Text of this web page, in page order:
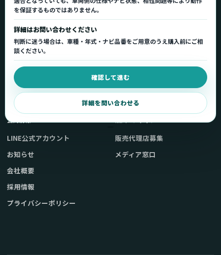
を保証するものではありません。
詳細はお問い合わせください
判断に迷う場合は、車種・年式・ナビ品番をご用意のうえ購入前にご相
談ください。
確認して進む
詳細を問い合わせる
製品を探す
製品一覧
車種適合を確認
用途から製品を選ぶ
取扱店舗・購入先
弊社販売ストアへ
Q&A・症状別サポート
起動不良復旧サービス
公式情報
LINE公式アカウント
お知らせ
会社概要
採用情報
プライバシーポリシー
販売代理店募集
メディア窓口